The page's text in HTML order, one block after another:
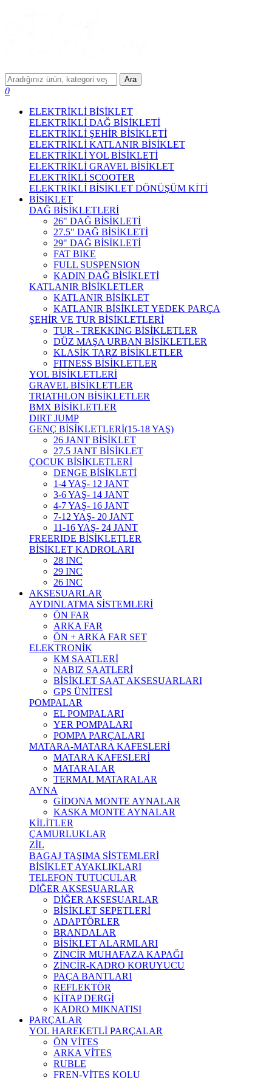
Ara
0
ELEKTRİKLİ BİSİKLET
ELEKTRİKLİ DAĞ BİSİKLETİ
ELEKTRİKLİ ŞEHİR BİSİKLETİ
ELEKTRİKLİ KATLANIR BİSİKLET
ELEKTRİKLİ YOL BİSİKLETİ
ELEKTRİKLİ GRAVEL BİSİKLET
ELEKTRİKLİ SCOOTER
ELEKTRİKLİ BİSİKLET DÖNÜŞÜM KİTİ
BİSİKLET
DAĞ BİSİKLETLERİ
26" DAĞ BİSİKLETİ
27.5" DAĞ BİSİKLETİ
29" DAĞ BİSİKLETİ
FAT BIKE
FULL SUSPENSION
KADIN DAĞ BİSİKLETİ
KATLANIR BİSİKLETLER
KATLANIR BİSİKLET
KATLANIR BİSİKLET YEDEK PARÇA
ŞEHİR VE TUR BİSİKLETLERİ
TUR - TREKKING BİSİKLETLER
DÜZ MAŞA URBAN BİSİKLETLER
KLASİK TARZ BİSİKLETLER
FITNESS BİSİKLETLER
YOL BİSİKLETLERİ
GRAVEL BİSİKLETLER
TRIATHLON BİSİKLETLER
BMX BİSİKLETLER
DIRT JUMP
GENÇ BİSİKLETLERİ(15-18 YAŞ)
26 JANT BİSİKLET
27.5 JANT BİSİKLET
ÇOCUK BİSİKLETLERİ
DENGE BİSİKLETİ
1-4 YAŞ- 12 JANT
3-6 YAŞ- 14 JANT
4-7 YAŞ- 16 JANT
7-12 YAŞ- 20 JANT
11-16 YAŞ- 24 JANT
FREERIDE BİSİKLETLER
BİSİKLET KADROLARI
28 INC
29 INC
26 INC
AKSESUARLAR
AYDINLATMA SİSTEMLERİ
ÖN FAR
ARKA FAR
ÖN + ARKA FAR SET
ELEKTRONİK
KM SAATLERİ
NABIZ SAATLERİ
BİSİKLET SAAT AKSESUARLARI
GPS ÜNİTESİ
POMPALAR
EL POMPALARI
YER POMPALARI
POMPA PARÇALARI
MATARA-MATARA KAFESLERİ
MATARA KAFESLERİ
MATARALAR
TERMAL MATARALAR
AYNA
GİDONA MONTE AYNALAR
KASKA MONTE AYNALAR
KİLİTLER
ÇAMURLUKLAR
ZİL
BAGAJ TAŞIMA SİSTEMLERİ
BİSİKLET AYAKLIKLARI
TELEFON TUTUCULAR
DİĞER AKSESUARLAR
DİĞER AKSESUARLAR
BİSİKLET SEPETLERİ
ADAPTÖRLER
BRANDALAR
BİSİKLET ALARMLARI
ZİNCİR MUHAFAZA KAPAĞI
ZİNCİR-KADRO KORUYUCU
PAÇA BANTLARI
REFLEKTÖR
KİTAP DERGİ
KADRO MIKNATISI
PARÇALAR
YOL HAREKETLİ PARÇALAR
ÖN VİTES
ARKA VİTES
RUBLE
FREN-VİTES KOLU